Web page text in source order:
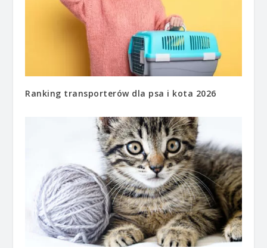
Ranking transporterów dla psa i kota 2026